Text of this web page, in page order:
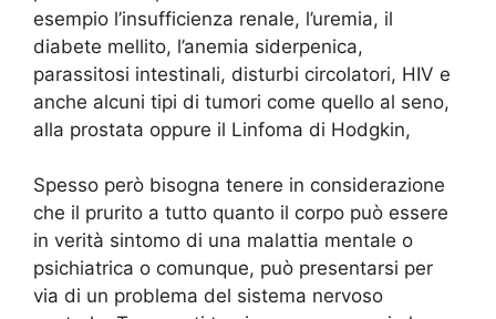
esempio l’insufficienza renale, l’uremia, il
diabete mellito, l’anemia siderpenica,
parassitosi intestinali, disturbi circolatori, HIV e
anche alcuni tipi di tumori come quello al seno,
alla prostata oppure il Linfoma di Hodgkin,
Spesso però bisogna tenere in considerazione
che il prurito a tutto quanto il corpo può essere
in verità sintomo di una malattia mentale o
psichiatrica o comunque, può presentarsi per
via di un problema del sistema nervoso